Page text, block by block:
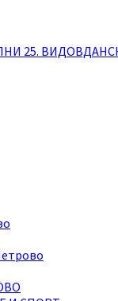
25.